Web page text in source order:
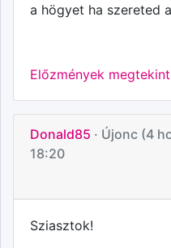
a högyet ha szereted
Előzmények
Donald85 · Újonc (4
18:20
Sziasztok!